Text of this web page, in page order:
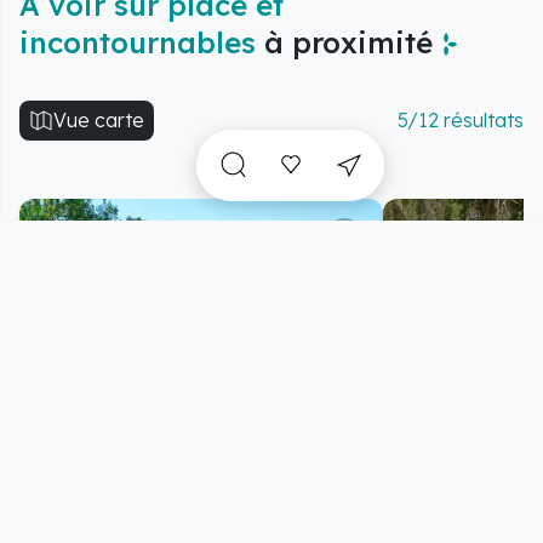
incontournables à proximité
Vue carte 5/12 résultats